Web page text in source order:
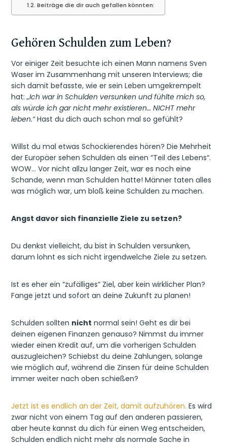
Beiträge die dir auch gefallen könnten:
Gehören Schulden zum Leben?
Vor einiger Zeit besuchte ich einen Mann namens Sven
Waser im Zusammenhang mit unseren Interviews; die
sich damit befasste, wie er sein Leben umgekrempelt
hat:„Ich war in Schulden versunken und fühlte mich so,
als würde ich gar nicht mehr existieren… NICHT mehr
leben.“Hast du dich auch schon mal so gefühlt?
Willst du mal etwas Schockierendes hören? Die Mehrheit
der Europäer sehen Schulden als einen “Teil des Lebens“.
WOW… Vor nicht allzu langer Zeit, war es noch eine
Schande, wenn man Schulden hatte! Männer taten alles
was möglich war, um bloß keine Schulden zu machen.
Angst davor sich finanzielle Ziele zu setzen?
Du denkst vielleicht, du bist in Schulden versunken,
darum lohnt es sich nicht irgendwelche Ziele zu setzen.
Ist es eher ein “zufälliges“ Ziel, aber kein wirklicher Plan?
Fange jetzt und sofort an deine Zukunft zu planen!
Schulden sollten nicht normal sein! Geht es dir bei
deinen eigenen Finanzen genauso? Nimmst du immer
wieder einen Kredit auf, um die vorherigen Schulden
auszugleichen? Schiebst du deine Zahlungen, solange
wie möglich auf, während die Zinsen für deine Schulden
immer weiter nach oben schießen?
Jetzt ist es endlich an der Zeit, damit aufzuhören. Es wird
zwar nicht von einem Tag auf den anderen passieren,
aber heute kannst du dich für einen Weg entscheiden,
Schulden endlich nicht mehr als normale Sache in